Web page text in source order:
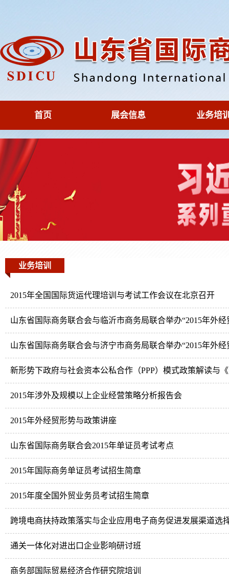
首页 展会信息 业务培
业务培训
2015年全国国际货运代理培训与考试工作会议在北京召开
山东省国际商务联合会与临沂市商务局联合举办“2015年外
山东省国际商务联合会与济宁市商务局联合举办“2015年外
新形势下政府与社会资本公私合作（PPP）模式政策解读与
2015年涉外及规模以上企业经营策略分析报告会
2015年外经贸形势与政策讲座
山东省国际商务联合会2015年单证员考试考点
2015年国际商务单证员考试招生简章
2015年度全国外贸业务员考试招生简章
跨境电商扶持政策落实与企业应用电子商务促进发展渠道选
通关一体化对进出口企业影响研讨班
商务部国际贸易经济合作研究院培训